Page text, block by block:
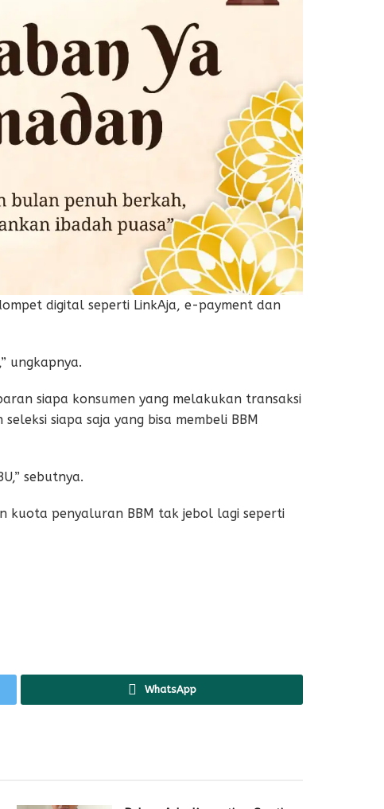
digital seperti LinkAja, e-payment dan
ungkapnya.
siapa konsumen yang melakukan transaksi
siapa saja yang bisa membeli BBM
sebutnya.
kuota penyaluran BBM tak jebol lagi seperti
WhatsApp